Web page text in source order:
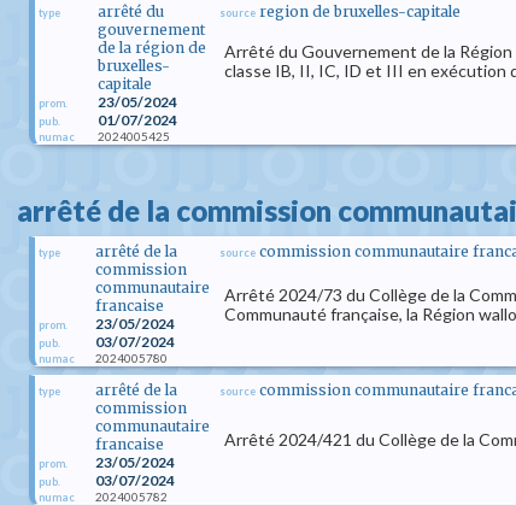
type
arrêté du
gouvernement
de la région de
bruxelles-
capitale
prom. 23/05/2024
pub. 01/07/2024
numac 2024005425
source region de bruxelles-capitale
Arrêté du Gouvernement de la
classe IB, II, IC, ID et III en exécution
arrêté de la commission
type
arrêté de la
commission
communautaire
francaise
prom. 23/05/2024
pub. 03/07/2024
numac 2024005780
source commission communautaire
Arrêté 2024/73 du Collège de la
Communauté française, la Région
type
arrêté de la
commission
communautaire
francaise
prom. 23/05/2024
pub. 03/07/2024
numac 2024005782
source commission communautaire
Arrêté 2024/421 du Collège de la